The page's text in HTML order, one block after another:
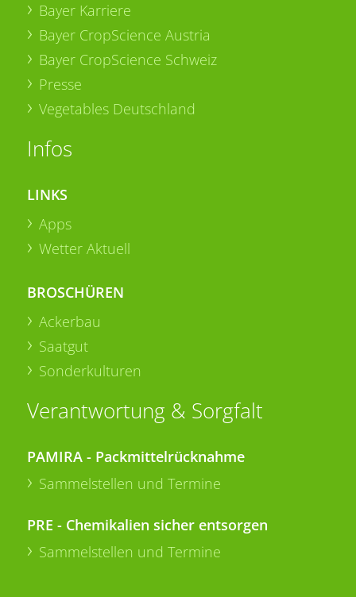
Bayer Karriere
Bayer CropScience Austria
Bayer CropScience Schweiz
Presse
Vegetables Deutschland
Infos
LINKS
Apps
Wetter Aktuell
BROSCHÜREN
Ackerbau
Saatgut
Sonderkulturen
Verantwortung & Sorgfalt
PAMIRA - Packmittelrücknahme
Sammelstellen und Termine
PRE - Chemikalien sicher entsorgen
Sammelstellen und Termine